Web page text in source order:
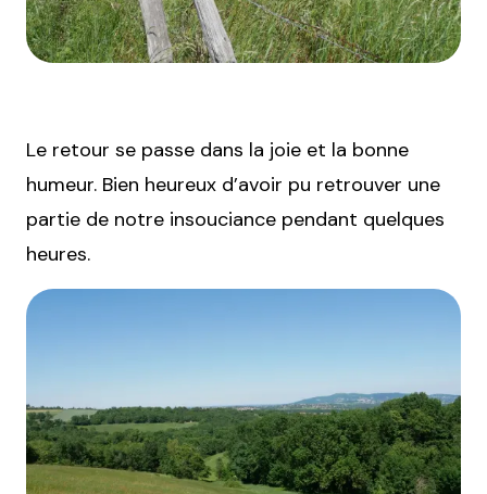
Le retour se passe dans la joie et la bonne
humeur. Bien heureux d’avoir pu retrouver une
partie de notre insouciance pendant quelques
heures.